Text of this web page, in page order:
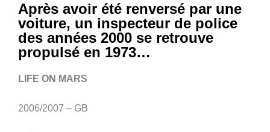
Après avoir été renversé par une
voiture, un inspecteur de police
des années 2000 se retrouve
propulsé en 1973…
LIFE ON MARS
2006/2007 – GB